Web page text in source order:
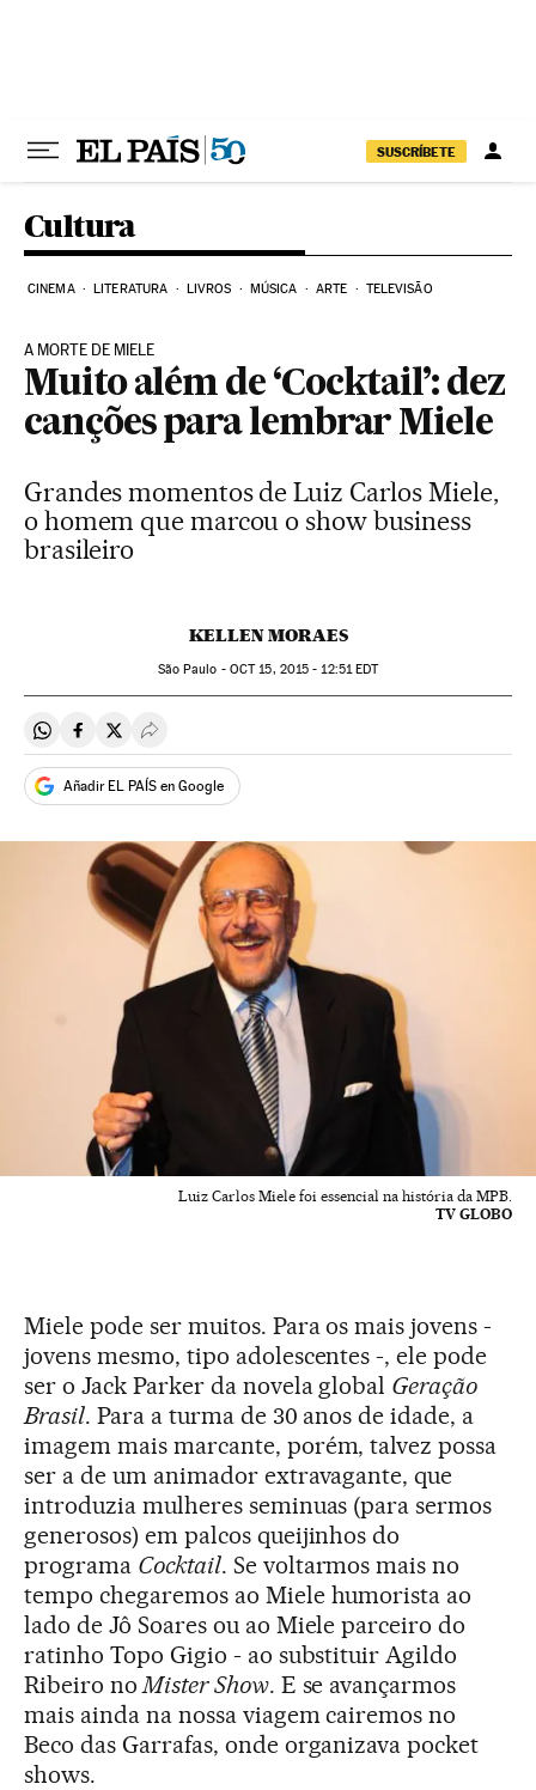
SUSCRÍBETE
Cultura
CINEMA LITERATURA LIVROS MÚSICA ARTE TELEVISÃO
A MORTE DE MIELE
Muito além de ‘Cocktail’: dez
canções para lembrar Miele
Grandes momentos de Luiz Carlos Miele,
o homem que marcou o show business
brasileiro
KELLEN MORAES
São Paulo - OCT15, 2015 - 12:51EDT
Compartir en Whatsapp
Compartir en Facebook
Compartir en Twitter
Desplegar Redes Sociales
Añadir EL PAÍS en Google
Luiz Carlos Miele foi essencial na história da MPB.
TV GLOBO
Miele pode ser muitos. Para os mais jovens -
jovens mesmo, tipo adolescentes -, ele pode
ser o Jack Parker da novela global Geração
Brasil. Para a turma de 30 anos de idade, a
imagem mais marcante, porém, talvez possa
ser a de um animador extravagante, que
introduzia mulheres seminuas (para sermos
generosos) em palcos queijinhos do
programa Cocktail. Se voltarmos mais no
tempo chegaremos ao Miele humorista ao
lado de Jô Soares ou ao Miele parceiro do
ratinho Topo Gigio - ao substituir Agildo
Ribeiro noMister Show. E se avançarmos
mais ainda na nossa viagem cairemos no
Beco das Garrafas, onde organizava pocket
shows.